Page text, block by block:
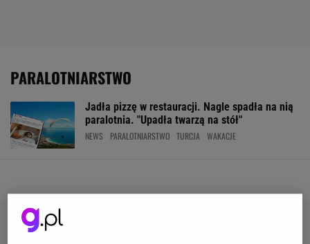
PARALOTNIARSTWO
Jadła pizzę w restauracji. Nagle spadła na nią
paralotnia. "Upadła twarzą na stół"
NEWS PARALOTNIARSTWO TURCJA WAKACJE